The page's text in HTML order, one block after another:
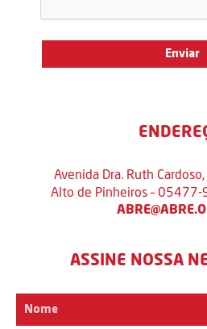
Avenida Dra. Ruth
Alto de Pinheiros – 05477-
ASSINE NOSSA